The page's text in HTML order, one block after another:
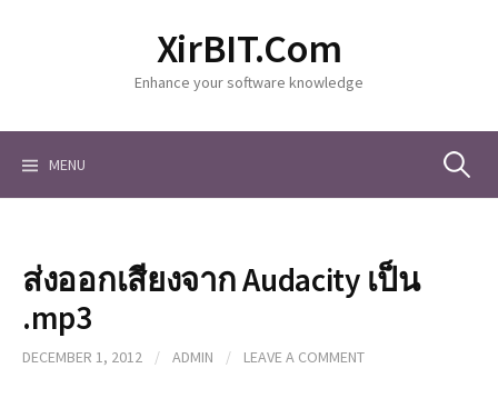
o
XirBIT.Com
Enhance your software knowledge
MENU S
ส่งออกเสียงจาก Audacity เป็น
.mp3
DECEMBER 1, 2012 / ADMIN / LEAVE A COMMENT